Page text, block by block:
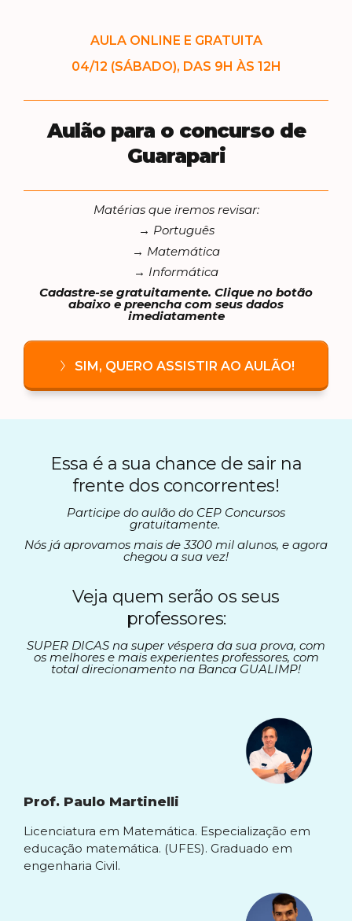
AULA ONLINE E GRATUITA
04/12 (SÁBADO), DAS 9H ÀS 12H
Aulão para o concurso de
Guarapari
Matérias que iremos revisar:
→ Português
→ Matemática
→ Informática
Cadastre-se gratuitamente. Clique no botão
abaixo e preencha com seus dados
imediatamente
SIM, QUERO ASSISTIR AO AULÃO!
Essa é a sua chance de sair na
frente dos concorrentes!
Participe do aulão do CEP Concursos
gratuitamente.
Nós já aprovamos mais de 3300 mil alunos, e agora
chegou a sua vez!
Veja quem serão os seus
professores:
SUPER DICAS na super véspera da sua prova, com
os melhores e mais experientes professores, com
total direcionamento na Banca GUALIMP!
Prof. Paulo Martinelli
Licenciatura em Matemática. Especialização em
educação matemática. (UFES). Graduado em
engenharia Civil.